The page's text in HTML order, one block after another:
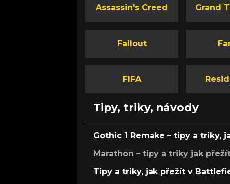
Assassin's Creed Grand
Fallout
FIFA
Tipy, triky, návody
Gothic 1 Remake – tipy a triky,
Marathon – tipy a triky jak
Tipy a triky, jak přežít v